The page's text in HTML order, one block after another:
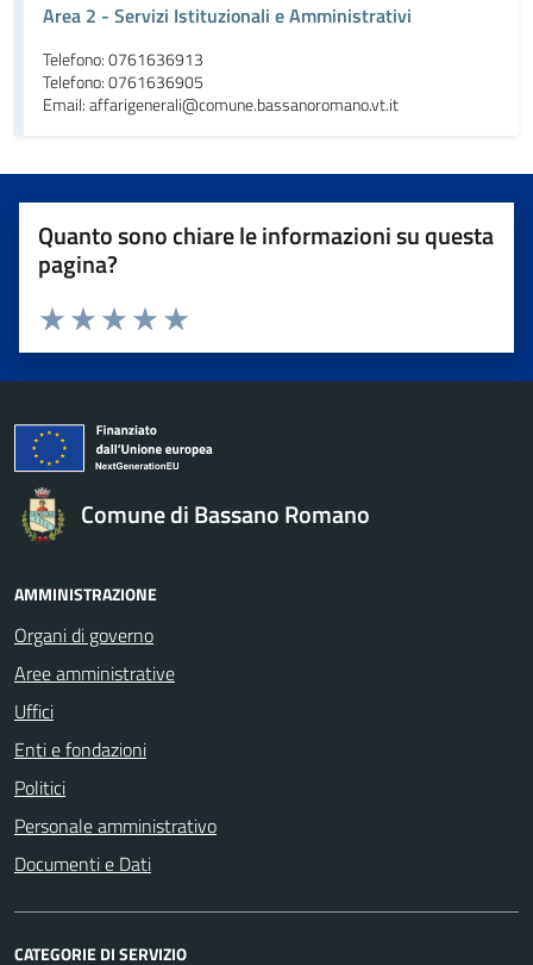
Area 2 - Servizi Istituzionali e Amministrativi
Telefono: 0761636913
Telefono: 0761636905
Email: affarigenerali@comune.bassanoromano.vt.it
Quanto sono chiare le informazioni su questa
pagina?
Valuta da 1 a 5 stelle la pagina
Valuta 5 stelle su 5
Valuta 4 stelle su 5
Valuta 3 stelle su 5
Valuta 2 stelle su 5
Valuta 1 stelle su 5
Comune di Bassano Romano
AMMINISTRAZIONE
Organi di governo
Aree amministrative
Uffici
Enti e fondazioni
Politici
Personale amministrativo
Documenti e Dati
CATEGORIE DI SERVIZIO